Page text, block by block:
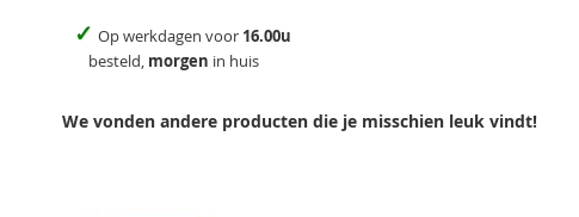
✓ Op werkdagen voor 16.00u
besteld, morgen in huis
We vonden andere producten die je misschien leuk vindt!